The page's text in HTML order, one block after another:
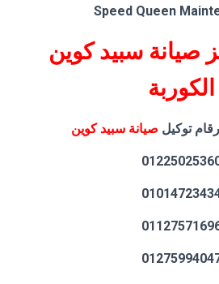
Speed Queen
صيانة سبيد كوين
الكوربة
توكيل صيانة سبيد كوين